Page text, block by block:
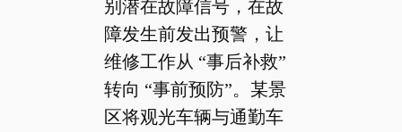
别潜在故障信号，在故
障发生前发出预警，让
维修工作从 “事后补救”
转向 “事前预防”。某景
区将观光车辆与通勤车